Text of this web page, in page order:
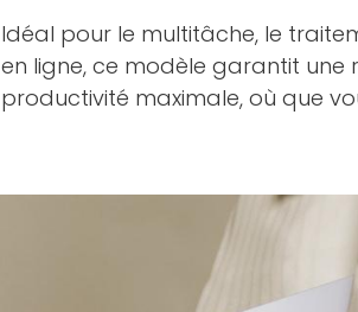
Idéal pour le multitâche, le
en ligne, ce modèle garantit une
productivité maximale, où que